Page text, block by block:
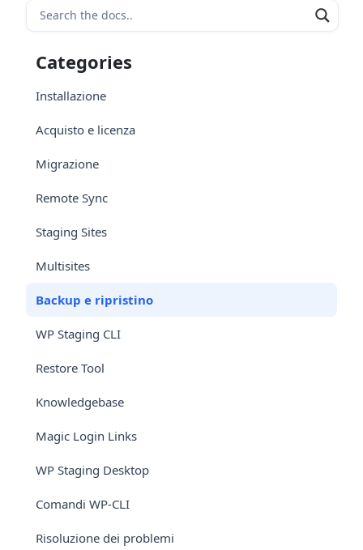
Categories
Installazione
Acquisto e licenza
Migrazione
Remote Sync
Staging Sites
Multisites
Backup e ripristino
WP Staging CLI
Restore Tool
Knowledgebase
Magic Login Links
WP Staging Desktop
Comandi WP-CLI
Risoluzione dei problemi